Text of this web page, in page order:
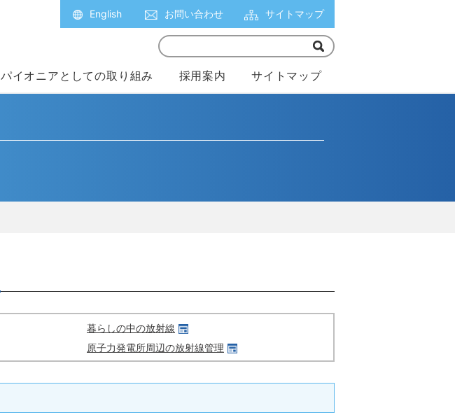
English お問い合わせ サイトマップ
パイオニアとしての取り組み 採用案内 サイトマップ
暮らしの中の放射線
原子力発電所周辺の放射線管理